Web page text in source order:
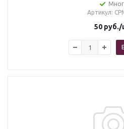
Артикул:
50руб./